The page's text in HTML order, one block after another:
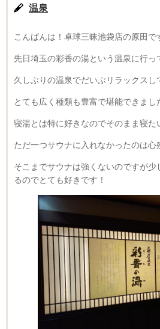
温泉
こんばんは！卓球三昧池袋店の原田で
先日埼玉の彩香の湯という温泉に行っ
久しぶりの温泉でだいぶリラックスし
とても広く種類も豊富で堪能できまし
寝湯とは特に好きなのでそのまま寝た
ただ一つサウナに入れなかったのは心
そこまでサウナは強くないのですが少
るのでとても好きです！